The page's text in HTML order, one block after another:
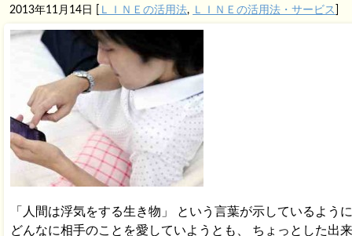
2013年11月14日 ＬＩＮＥの活用法, ＬＩＮＥの活用法・サービス
「人間は浮気をする生き物」 という言葉が示しているよう
どんなに相手のことを愛していようとも、 ちょっとした出